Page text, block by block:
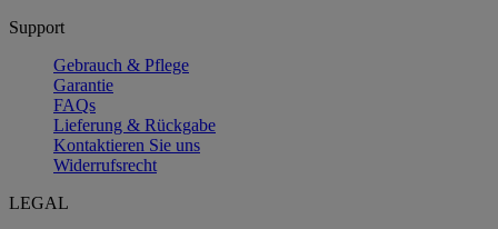
Support
Gebrauch & Pflege
Garantie
FAQs
Lieferung & Rückgabe
Kontaktieren Sie uns
Widerrufsrecht
LEGAL